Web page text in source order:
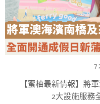
7
【蜜柚最新情報】將
2大設施服務